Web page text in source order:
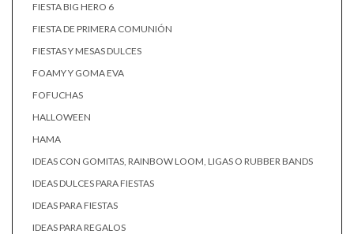
FIESTA BIG HERO 6
FIESTA DE PRIMERA COMUNIÓN
FIESTAS Y MESAS DULCES
FOAMY Y GOMA EVA
FOFUCHAS
HALLOWEEN
HAMA
IDEAS CON GOMITAS, RAINBOW LOOM, LIGAS O RUBBER BANDS
IDEAS DULCES PARA FIESTAS
IDEAS PARA FIESTAS
IDEAS PARA REGALOS